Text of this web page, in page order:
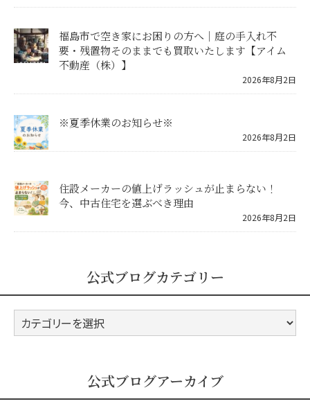
福島市で空き家にお困りの方へ｜庭の手入れ不
要・残置物そのままでも買取いたします【アイム
不動産（株）】
2026年8月2日
※夏季休業のお知らせ※
2026年8月2日
住設メーカーの値上げラッシュが止まらない！
今、中古住宅を選ぶべき理由
2026年8月2日
公式ブログカテゴリー
公
式
公式ブログアーカイブ